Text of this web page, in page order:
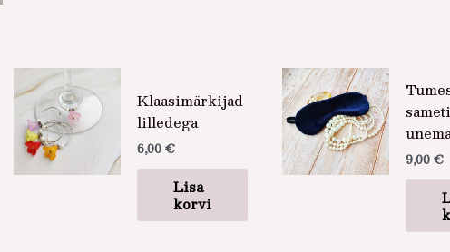
Klaasimärkijad
lilledega
6,00€
Lisa
korvi
9,00€